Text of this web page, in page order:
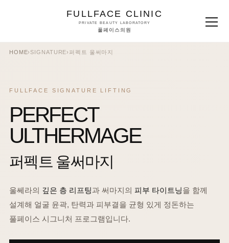
FULLFACE CLINIC
PRIVATE BEAUTY LABORATORY
풀페이스의원
HOME›SIGNATURE› 퍼펙트 울써마지
FULLFACE SIGNATURE LIFTING
PERFECT
ULTHERMAGE
퍼펙트 울써마지
울쎄라의 깊은 층 리프팅과 써마지의 피부 타이트닝을 함께
설계해 얼굴 윤곽, 탄력과 피부결을 균형 있게 정돈하는
풀페이스 시그니처 프로그램입니다.